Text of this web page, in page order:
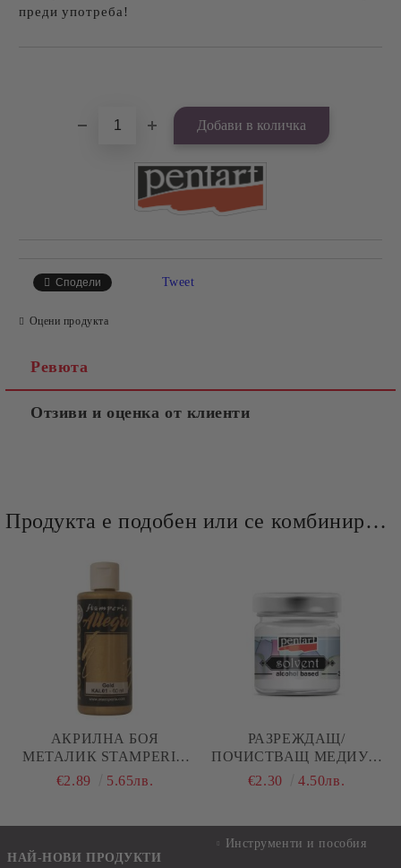
преди употреба!
Сподели Tweet
Оцени продукта
Ревюта
Отзиви и оценка от клиенти
Продукта е подобен или се комбинира добре и със следните продукти :
АКРИЛНА БОЯ
МЕТАЛИК STAMPERIA
ALLEGRO - GOLD - 60
€2.89 5.65лв.
РАЗРЕЖДАЩ/
ПОЧИСТВАЩ МЕДИУМ
ЗА СОЛВЕНТНИ БОИ - 30
€2.30 4.50лв.
НАЙ-НОВИ ПРОДУКТИ
Инструменти и пособия